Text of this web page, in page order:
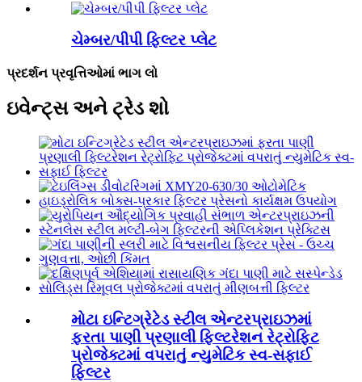
ચેમ્બર/પીપી ફિલ્ટર પ્લેટ
પ્રદર્શન પ્રવૃત્તિઓમાં ભાગ લો
ઇવેન્ટ્સ અને ટ્રેડ શો
મોટા ઇન્ટિગ્રેટેડ સ્ટીલ એન્ટરપ્રાઇઝમાં
ફરતા પાણી પ્રણાલી ફિલ્ટરેશન રેટ્રોફિટ
પ્રોજેક્ટમાં વપરાતું ન્યુમેટિક સ્વ-સફાઈ
ફિલ્ટર